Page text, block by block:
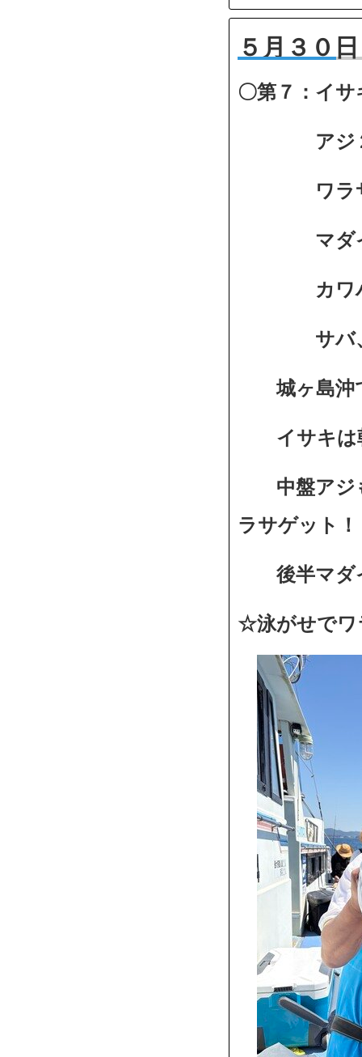
５月３０
〇第７：イ
アジ２～
ワラサ１
マダ
カワハギ
サバ、ウ
城ヶ島沖
イサキは朝
中盤アジも
ラサゲット！
後半マダイ
☆泳がせでワ